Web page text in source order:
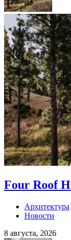
Four Roof
Архитектура
Новости
8 августа, 2026